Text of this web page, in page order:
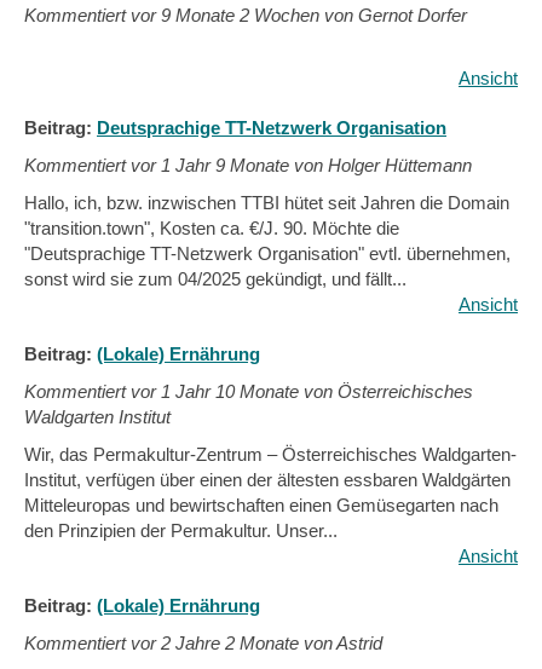
Kommentiert vor9 Monate 2 Wochen von Gernot Dorfer
Ansicht
Beitrag: Deutsprachige TT-Netzwerk Organisation
Kommentiert vor 1 Jahr 9 Monate von Holger Hüttemann
Hallo, ich, bzw. inzwischen TTBI hütet seit Jahren die Domain
"transition.town", Kosten ca. €/J. 90. Möchte die
"Deutsprachige TT-Netzwerk Organisation" evtl. übernehmen,
sonst wird sie zum 04/2025 gekündigt, und fällt...
Ansicht
Beitrag: (Lokale) Ernährung
Kommentiert vor 1 Jahr 10 Monate von Österreichisches
Waldgarten Institut
Wir, das Permakultur-Zentrum – Österreichisches Waldgarten-
Institut, verfügen über einen der ältesten essbaren Waldgärten
Mitteleuropas und bewirtschaften einen Gemüsegarten nach
den Prinzipien der Permakultur. Unser...
Ansicht
Beitrag: (Lokale) Ernährung
Kommentiert vor2 Jahre 2 Monate von Astrid